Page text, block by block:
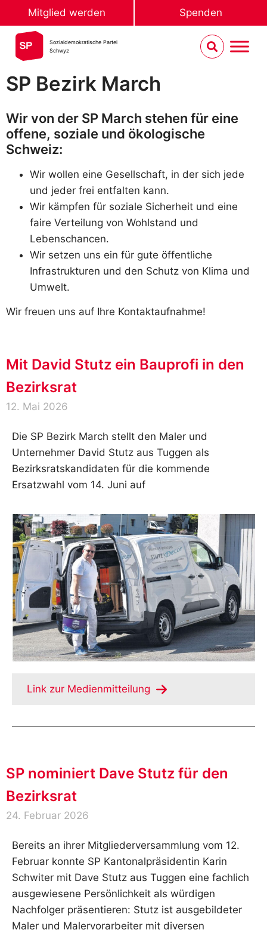
Mitglied werden Spenden
Sozialdemokratische Partei
Schwyz
SP Bezirk March
Wir von der SP March stehen für eine
offene, soziale und ökologische
Schweiz:
Wir wollen eine Gesellschaft, in der sich jede
und jeder frei entfalten kann.
Wir kämpfen für soziale Sicherheit und eine
faire Verteilung von Wohlstand und
Lebenschancen.
Wir setzen uns ein für gute öffentliche
Infrastrukturen und den Schutz von Klima und
Umwelt.
Wir freuen uns auf Ihre Kontaktaufnahme!
Mit David Stutz ein Bauprofi in den
Bezirksrat
12. Mai 2026
Die SP Bezirk March stellt den Maler und
Unternehmer David Stutz aus Tuggen als
Bezirksratskandidaten für die kommende
Ersatzwahl vom 14. Juni auf
Link zur Medienmitteilung
SP nominiert Dave Stutz für den
Bezirksrat
24. Februar 2026
Bereits an ihrer Mitgliederversammlung vom 12.
Februar konnte SP Kantonalpräsidentin Karin
Schwiter mit Dave Stutz aus Tuggen eine fachlich
ausgewiesene Persönlichkeit als würdigen
Nachfolger präsentieren: Stutz ist ausgebildeter
Maler und Malervorarbeiter mit diversen